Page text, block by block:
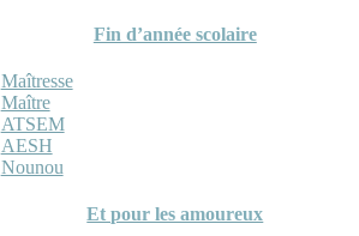
Fin d’année scolaire
Maîtresse
Maître
ATSEM
AESH
Nounou
Et pour les amoureux